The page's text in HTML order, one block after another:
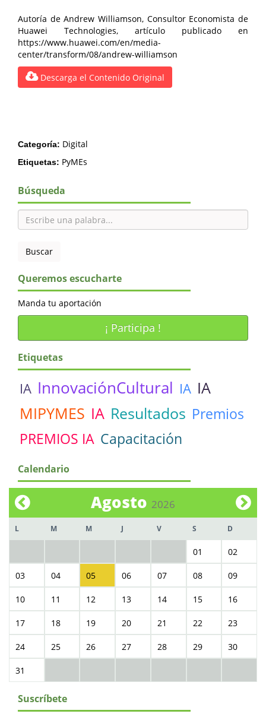
Autoría de Andrew Williamson, Consultor Economista de
Huawei Technologies, artículo publicado en
https://www.huawei.com/en/media-
center/transform/08/andrew-williamson
Descarga el Contenido Original
Categoría: Digital
Etiquetas: PyMEs
Búsqueda
Queremos escucharte
Manda tu aportación
¡ Participa !
Etiquetas
IA InnovaciónCultural IA IA
MIPYMES IA Resultados Premios
PREMIOS IA Capacitación
Calendario
Agosto 2026
L M M J V S D
01 02
03 04 05 06 07 08 09
10 11 12 13 14 15 16
17 18 19 20 21 22 23
24 25 26 27 28 29 30
31
Suscríbete